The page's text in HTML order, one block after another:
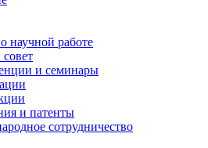
научной работе
и семинары
и патенты
сотрудничество